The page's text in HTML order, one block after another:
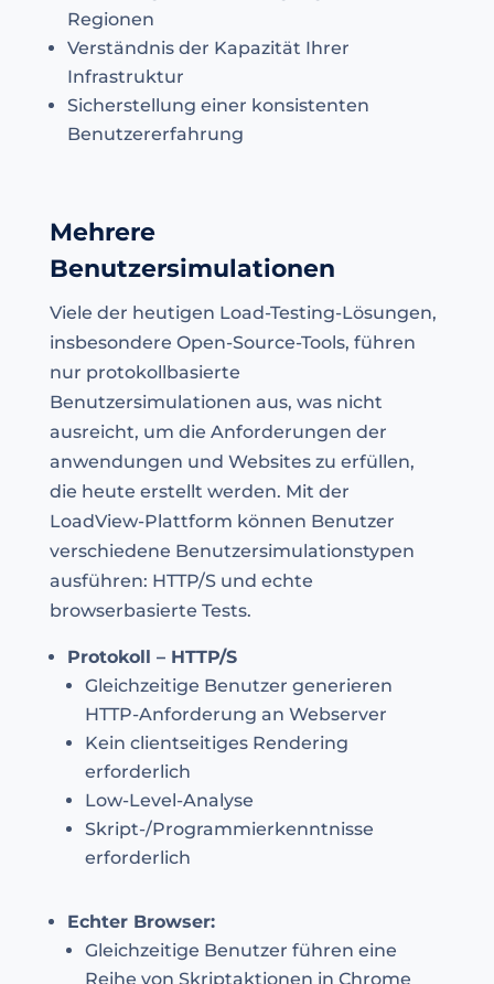
Regionen
Verständnis der Kapazität Ihrer
Infrastruktur
Sicherstellung einer konsistenten
Benutzererfahrung
Mehrere
Benutzersimulationen
Viele der heutigen Load-Testing-Lösungen,
insbesondere Open-Source-Tools, führen
nur protokollbasierte
Benutzersimulationen aus, was nicht
ausreicht, um die Anforderungen der
anwendungen und Websites zu erfüllen,
die heute erstellt werden. Mit der
LoadView-Plattform können Benutzer
verschiedene Benutzersimulationstypen
ausführen: HTTP/S und echte
browserbasierte Tests.
Protokoll – HTTP/S
Gleichzeitige Benutzer generieren
HTTP-Anforderung an Webserver
Kein clientseitiges Rendering
erforderlich
Low-Level-Analyse
Skript-/Programmierkenntnisse
erforderlich
Echter Browser:
Gleichzeitige Benutzer führen eine
Reihe von Skriptaktionen in Chrome